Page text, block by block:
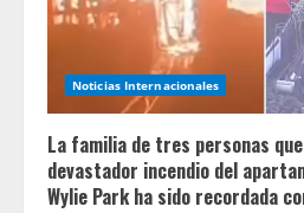
Noticias Internacionales
La familia de tres personas
devastador incendio del
Wylie Park ha sido recordada